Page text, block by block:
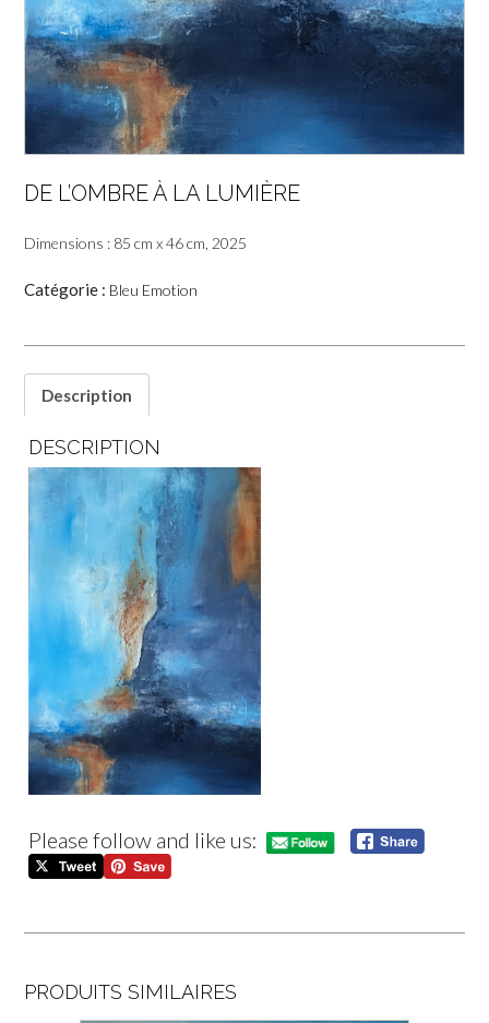
DE L’OMBRE À LA LUMIÈRE
Dimensions : 85 cm x 46 cm, 2025
Catégorie : Bleu Emotion
Description
DESCRIPTION
Please follow and like us:
PRODUITS SIMILAIRES